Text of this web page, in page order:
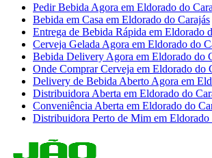
Pedir Bebida Agora em Eldorado do
Bebida em Casa em Eldorado do Carajás
Entrega de Bebida Rápida em Eldorado
Cerveja Gelada Agora em Eldorado do
Bebida Delivery Agora em Eldorado do
Onde Comprar Cerveja em Eldorado do
Delivery de Bebida Aberto Agora em
Distribuidora Aberta em Eldorado do
Conveniência Aberta em Eldorado do
Distribuidora Perto de Mim em Eldorado